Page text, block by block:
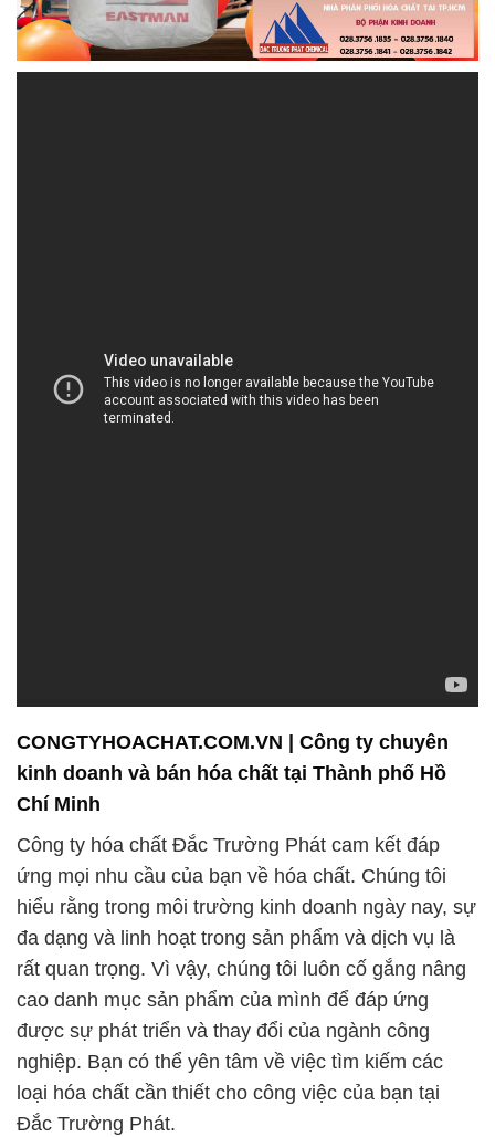
CONGTYHOACHAT.COM.VN | Công ty chuyên
kinh doanh và bán hóa chất tại Thành phố Hồ
Chí Minh
Công ty hóa chất Đắc Trường Phát cam kết đáp
ứng mọi nhu cầu của bạn về hóa chất. Chúng tôi
hiểu rằng trong môi trường kinh doanh ngày nay, sự
đa dạng và linh hoạt trong sản phẩm và dịch vụ là
rất quan trọng. Vì vậy, chúng tôi luôn cố gắng nâng
cao danh mục sản phẩm của mình để đáp ứng
được sự phát triển và thay đổi của ngành công
nghiệp. Bạn có thể yên tâm về việc tìm kiếm các
loại hóa chất cần thiết cho công việc của bạn tại
Đắc Trường Phát.